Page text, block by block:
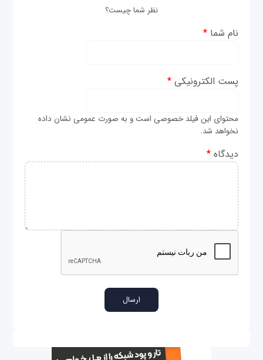
نظر شما چیست؟
نام شما*
پست الکترونیکی*
محتوای این فیلد خصوصی است و به صورت عمومی نشان داده
نخواهد شد.
دیدگاه*